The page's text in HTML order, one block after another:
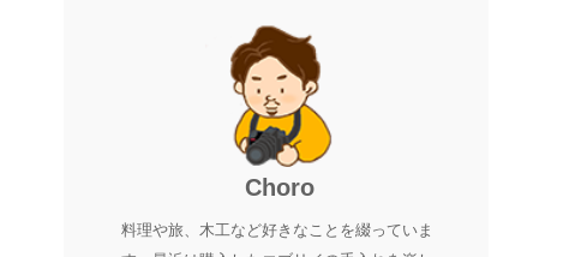
Choro
料理や旅、木工など好きなことを綴っていま